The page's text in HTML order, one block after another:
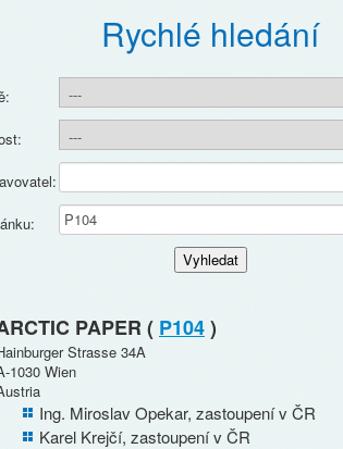
Rychlé hledání
PAPER ( P104)
Strasse 34A
1030 Wien
Ing. Miroslav Opekar, zastoupení v ČR
Karel Krejčí, zastoupení v ČR